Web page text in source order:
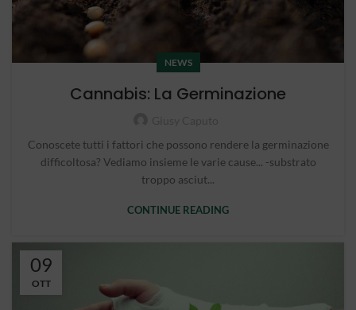
NEWS
Cannabis: La Germinazione
Conoscete tutti i fattori che possono rendere la germinazione
difficoltosa? Vediamo insieme le varie cause... -substrato
troppo asciut...
CONTINUE READING
09
OTT